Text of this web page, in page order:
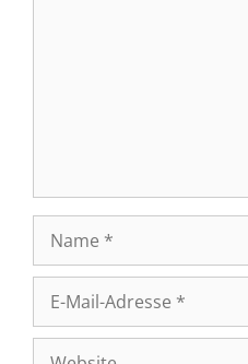
Mail-
Adresse
Website